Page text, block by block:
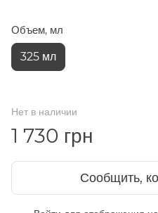
Объем, мл
325 мл
Нет в наличии
1 730 грн
Сообщить,